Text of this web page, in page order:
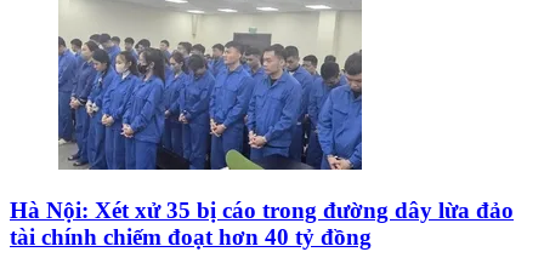
Hà Nội: Xét xử 35 bị cáo trong đường dây lừa đảo
tài chính chiếm đoạt hơn 40 tỷ đồng